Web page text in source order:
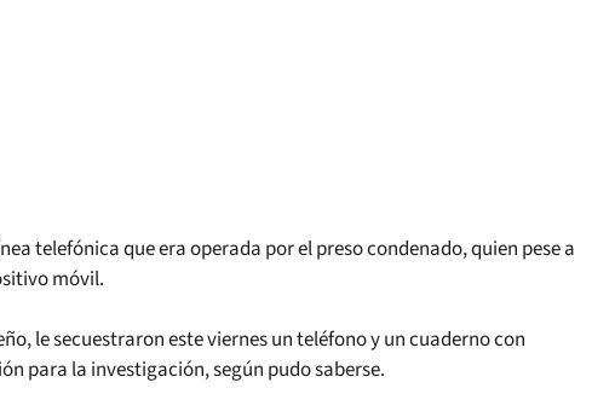
telefónica que era operada por el preso condenado, quien pese a
móvil.
le secuestraron este viernes un teléfono y un cuaderno con
para la investigación, según pudo saberse.